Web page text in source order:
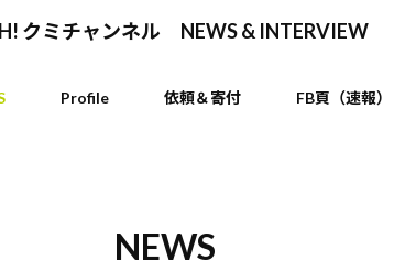
クミチャンネル NEWS & INTERVIEW
Profile 依頼＆寄付 FB頁（速報）
NEWS